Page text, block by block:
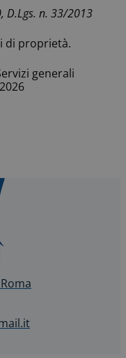
D.Lgs. n. 33/2013
di proprietà.
generali